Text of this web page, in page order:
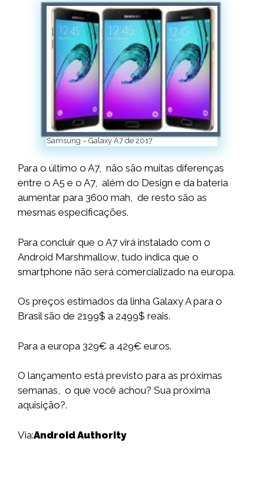
Samsung – Galaxy A7 de 2017
Para o último o A7, não são muitas diferenças
entre o A5 e o A7, além do Design e da bateria
aumentar para 3600 mah, de resto são as
mesmas especificações.
Para concluir que o A7 virá instalado com o
Android Marshmallow, tudo indica que o
smartphone não será comercializado na europa.
Os preços estimados da linha Galaxy A para o
Brasil são de 2199$ a 2499$ reais.
Para a europa 329€ a 429€ euros.
O lançamento está previsto para as próximas
semanas, o que você achou? Sua próxima
aquisição?.
Via:Android Authority